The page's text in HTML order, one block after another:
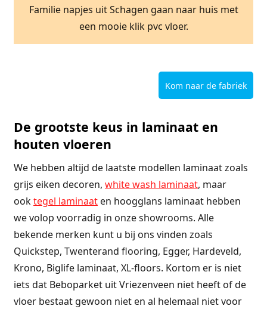
Familie napjes uit Schagen gaan naar huis met
een mooie klik pvc vloer.
Kom naar de fabriek
De grootste keus in laminaat en
houten vloeren
We hebben altijd de laatste modellen laminaat zoals
grijs eiken decoren, white wash laminaat, maar
ooktegel laminaaten hoogglans laminaat hebben
we volop voorradig in onze showrooms. Alle
bekende merken kunt u bij ons vinden zoals
Quickstep, Twenterand flooring, Egger, Hardeveld,
Krono, Biglife laminaat, XL-floors. Kortom er is niet
iets dat Beboparket uit Vriezenveen niet heeft of de
vloer bestaat gewoon niet en al helemaal niet voor